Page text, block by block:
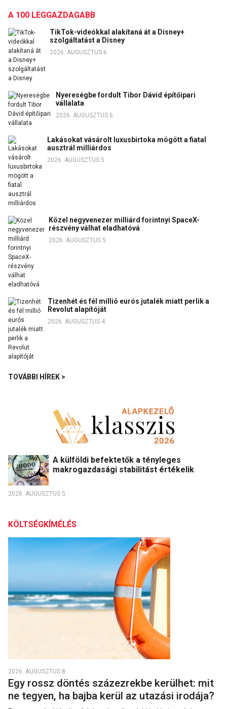
A 100 LEGGAZDAGABB
TikTok-videókkal alakítaná át a Disney+
szolgáltatást a Disney
2026. AUGUSZTUS 6.
Nyereségbe fordult Tibor Dávid építőipari
vállalata
2026. AUGUSZTUS 6.
Lakásokat vásárolt luxusbirtoka mögött a fiatal
ausztrál milliárdos
2026. AUGUSZTUS 5.
Közel negyvenezer milliárd forintnyi SpaceX-
részvény válhat eladhatóvá
2026. AUGUSZTUS 5.
Tizenhét és fél millió eurós jutalék miatt perlik a
Revolut alapítóját
2026. AUGUSZTUS 4.
TOVÁBBI HÍREK >
A külföldi befektetők a tényleges
makrogazdasági stabilitást értékelik
2026. AUGUSZTUS 5.
KÖLTSÉGKÍMÉLÉS
2026. AUGUSZTUS 8.
Egy rossz döntés százezrekbe kerülhet: mit
ne tegyen, ha bajba kerül az utazási irodája?